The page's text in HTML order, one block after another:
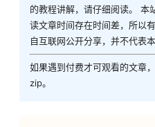
的教程讲解，请仔细阅读。 本
读文章时间存在时间差，所以
自互联网公开分享，并不代表
如果遇到付费才可观看的文章
zip。